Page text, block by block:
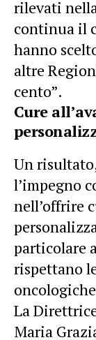
rilevati
continua il
hanno
altre
cento”.
Cure
Un
l’impegno
nell’offrire
particolare
rispettano
La
Maria